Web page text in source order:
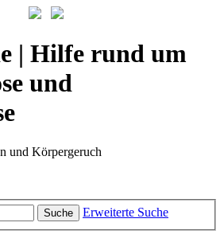
| Hilfe rund um
und
und Körpergeruch
Suche Erweiterte Suche